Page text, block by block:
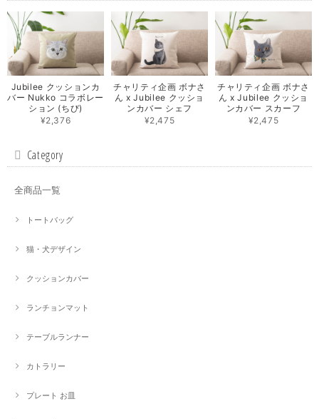
Jubilee クッションカ
バー Nukko コラボレー
ション (ちび)
¥2,376
チャリティ企画 ボナさ
ん x Jubilee クッショ
ンカバー シェフ
¥2,475
チャリティ企画 ボナさ
ん x Jubilee クッショ
ンカバー スカーフ
¥2,475
Category
全商品一覧
トートバッグ
猫・犬デザイン
クッションカバー
ランチョンマット
テーブルランナー
カトラリー
プレート お皿